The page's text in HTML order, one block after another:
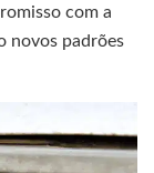
com a
novos padrões